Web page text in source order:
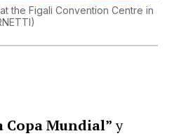
the Figali Convention Centre in
)
Copa Mundial”y